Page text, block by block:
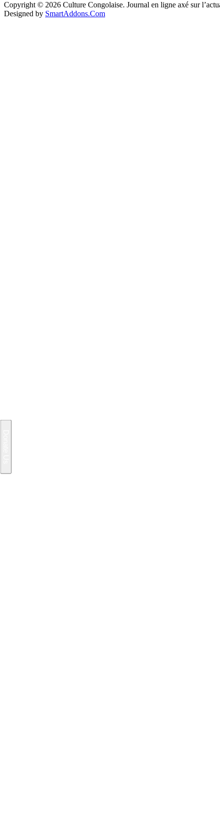
Copyright © 2026 Culture Congolaise. Journal en ligne axé sur
Designed by SmartAddons.Com